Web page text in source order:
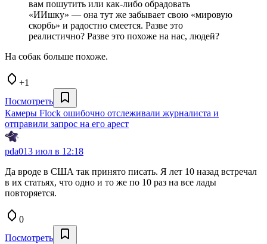
вам пошутить или как‑либо обрадовать
«ИИшку» — она тут же забывает свою «мировую
скорбь» и радостно смеется. Разве это
реалистично? Разве это похоже на нас, людей?
На собак больше похоже.
+1
Посмотреть
Камеры Flock ошибочно отслеживали журналиста и
отправили запрос на его арест
pda013 июл в 12:18
Да вроде в США так принято писать. Я лет 10 назад встречал
в их статьях, что одно и то же по 10 раз на все лады
повторяется.
0
Посмотреть